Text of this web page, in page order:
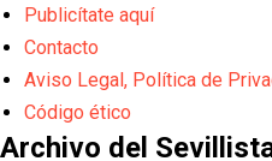
Publicítate aquí
Contacto
Aviso Legal, Política de
Código ético
Archivo del